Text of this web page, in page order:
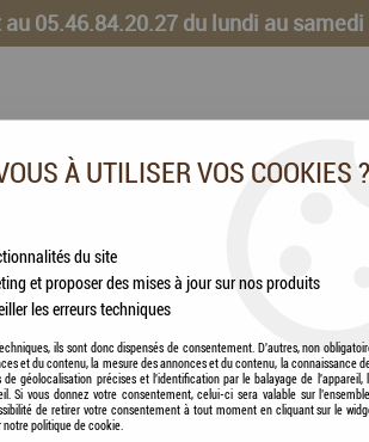
05.46.84.20.27 du lundi au samedi
VOLAILLES ANIMAUX DE LA FERME
(L) (noir-rouge)
À UTILISER VOS COOKIES ?
du site
et proposer des mises à jour sur nos produits
les erreurs techniques
ils sont donc dispensés de consentement. D'autres, non
et du contenu, la mesure des annonces et du contenu, la connaissance
géolocalisation précises et l'identification par le balayage de l'appareil,
Si vous donnez votre consentement, celui-ci sera valable sur
de retirer votre consentement à tout moment en cliquant sur le
notre politique de cookie.